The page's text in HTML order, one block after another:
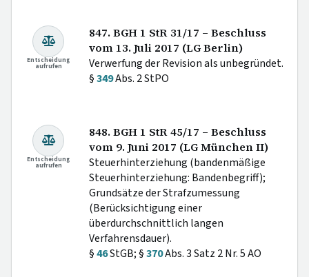
Entscheidung
aufrufen
847. BGH 1 StR 31/17 – Beschluss
vom 13. Juli 2017 (LG Berlin)
Verwerfung der Revision als unbegründet.
§349Abs. 2 StPO
Entscheidung
aufrufen
848. BGH 1 StR 45/17 – Beschluss
vom 9. Juni 2017 (LG München II)
Steuerhinterziehung (bandenmäßige
Steuerhinterziehung: Bandenbegriff);
Grundsätze der Strafzumessung
(Berücksichtigung einer
überdurchschnittlich langen
Verfahrensdauer).
§46StGB; §370Abs. 3 Satz 2 Nr. 5 AO